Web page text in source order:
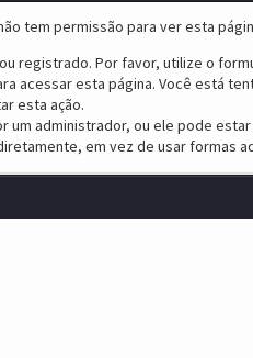
tem permissão para ver esta
registrado. Por favor, utilize o
acessar esta página. Você está
esta ação.
um administrador, ou ele pode
em vez de usar formas